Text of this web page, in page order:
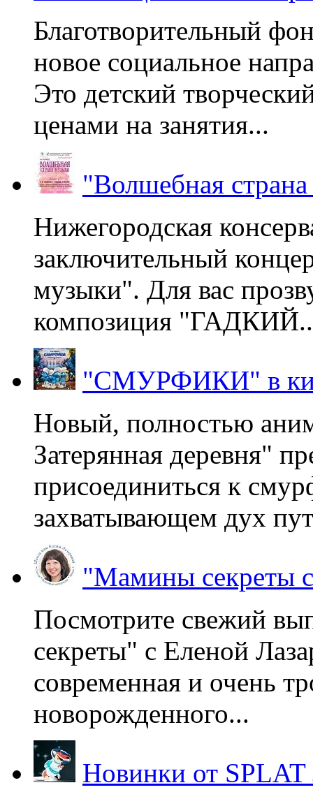
Благотворительный
новое социальное
Это детский
ценами на занятия...
"Волшебная
Нижегородская
заключительный
музыки". Для вас
композиция
"СМУРФИКИ" в
Новый, полностью
Затерянная деревня"
присоединиться к
захватывающем дух
"Мамины секреты
Посмотрите свежий
секреты" с Еленой
современная и очень
новорожденного...
Новинки от